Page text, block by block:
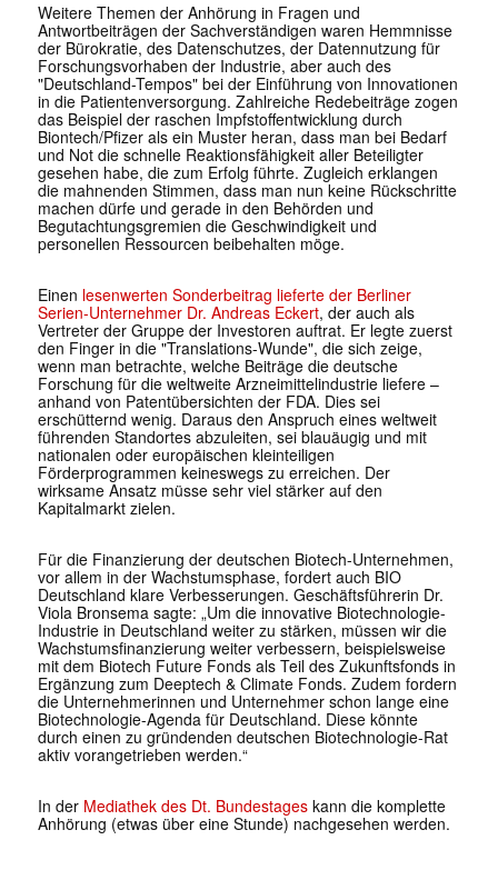
Weitere Themen der Anhörung in Fragen und
Antwortbeiträgen der Sachverständigen waren Hemmnisse
der Bürokratie, des Datenschutzes, der Datennutzung für
Forschungsvorhaben der Industrie, aber auch des
"Deutschland-Tempos" bei der Einführung von Innovationen
in die Patientenversorgung. Zahlreiche Redebeiträge zogen
das Beispiel der raschen Impfstoffentwicklung durch
Biontech/Pfizer als ein Muster heran, dass man bei Bedarf
und Not die schnelle Reaktionsfähigkeit aller Beteiligter
gesehen habe, die zum Erfolg führte. Zugleich erklangen
die mahnenden Stimmen, dass man nun keine Rückschritte
machen dürfe und gerade in den Behörden und
Begutachtungsgremien die Geschwindigkeit und
personellen Ressourcen beibehalten möge.
Einen lesenwerten Sonderbeitrag lieferte der Berliner
Serien-Unternehmer Dr. Andreas Eckert, der auch als
Vertreter der Gruppe der Investoren auftrat. Er legte zuerst
den Finger in die "Translations-Wunde", die sich zeige,
wenn man betrachte, welche Beiträge die deutsche
Forschung für die weltweite Arzneimittelindustrie liefere –
anhand von Patentübersichten der FDA. Dies sei
erschütternd wenig. Daraus den Anspruch eines weltweit
führenden Standortes abzuleiten, sei blauäugig und mit
nationalen oder europäischen kleinteiligen
Förderprogrammen keineswegs zu erreichen. Der
wirksame Ansatz müsse sehr viel stärker auf den
Kapitalmarkt zielen.
Für die Finanzierung der deutschen Biotech-Unternehmen,
vor allem in der Wachstumsphase, fordert auch BIO
Deutschland klare Verbesserungen. Geschäftsführerin Dr.
Viola Bronsema sagte: „Um die innovative Biotechnologie-
Industrie in Deutschland weiter zu stärken, müssen wir die
Wachstumsfinanzierung weiter verbessern, beispielsweise
mit dem Biotech Future Fonds als Teil des Zukunftsfonds in
Ergänzung zum Deeptech & Climate Fonds. Zudem fordern
die Unternehmerinnen und Unternehmer schon lange eine
Biotechnologie-Agenda für Deutschland. Diese könnte
durch einen zu gründenden deutschen Biotechnologie-Rat
aktiv vorangetrieben werden.“
In der Mediathek des Dt. Bundestages kann die komplette
Anhörung (etwas über eine Stunde) nachgesehen werden.